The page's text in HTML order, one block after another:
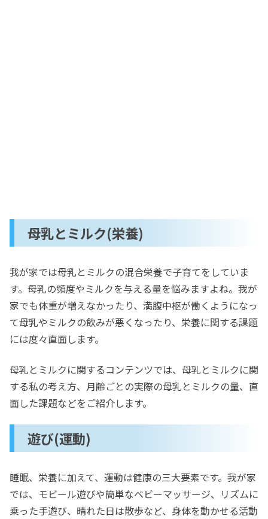
母乳とミルク(栄養)
我が家では母乳とミルクの混合栄養で子育てをしていま
す。母乳の頻度やミルクを与える量を悩みますよね。我が
家でも体重が増えなかったり、満腹中枢が働くようになっ
て母乳やミルクの飲みが悪くなったり、栄養に関する課題
には度々直面します。
母乳とミルクに関するコンテンツでは、母乳とミルクに関
する私の考え方、月齢ごとの実際の母乳とミルクの量、直
面した課題などをご紹介します。
遊び(運動)
睡眠、栄養に加えて、運動は健康の三大要素です。我が家
では、モビール遊びや簡単なベビーマッサージ、リズムに
乗った手遊び、晴れた日は散歩など、身体を動かせる活動